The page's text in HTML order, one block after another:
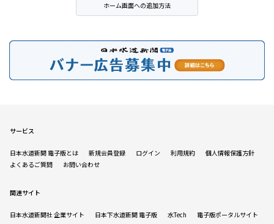
ホーム画面への追加方法
サービス
日本水道新聞 電子版とは 新規会員登録 ログイン 利用規約
個人情報保護方針
よくあるご質問
お問い合わせ
関連サイト
日本水道新聞社 企業サイト 日本下水道新聞 電子版 水Tech 電子版ポータルサイト